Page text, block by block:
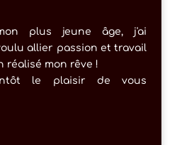
plus jeune âge, j'ai
allier passion et travail
réalisé mon rêve !
le plaisir de vous